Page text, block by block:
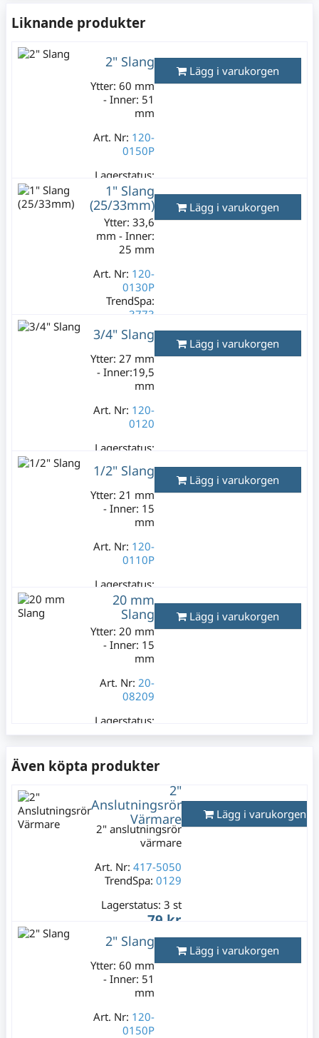
Liknande produkter
2" Slang
Ytter: 60 mm
- Inner: 51
mm
Art. Nr: 120-
0150P
Lagerstatus:
3 m
199 kr
Varav moms:
39,80 kr
Lägg i varukorgen
1" Slang
(25/33mm)
Ytter: 33,6
mm - Inner:
25 mm
Art. Nr: 120-
0130P
TrendSpa:
3773
Lagerstatus:
99 kr
Varav moms:
19,80 kr
Lägg i varukorgen
3/4" Slang
Ytter: 27 mm
- Inner:19,5
mm
Art. Nr: 120-
0120
Lagerstatus:
89 kr
Varav moms:
17,80 kr
Lägg i varukorgen
1/2" Slang
Ytter: 21 mm
- Inner: 15
mm
Art. Nr: 120-
0110P
Lagerstatus:
3 m
79 kr
Varav moms:
15,80 kr
Lägg i varukorgen
20 mm
Slang
Ytter: 20 mm
- Inner: 15
mm
Art. Nr: 20-
08209
Lagerstatus:
5 m
Varav moms:
15,80 kr
Lägg i varukorgen
Även köpta produkter
2"
Anslutningsrör
Värmare
2" anslutningsrör
värmare
Art. Nr: 417-5050
TrendSpa: 0129
Lagerstatus: 3 st
79 kr
Varav moms:
Lägg i varukorgen
2" Slang
Ytter: 60 mm
- Inner: 51
mm
Art. Nr: 120-
0150P
Lägg i varukorgen